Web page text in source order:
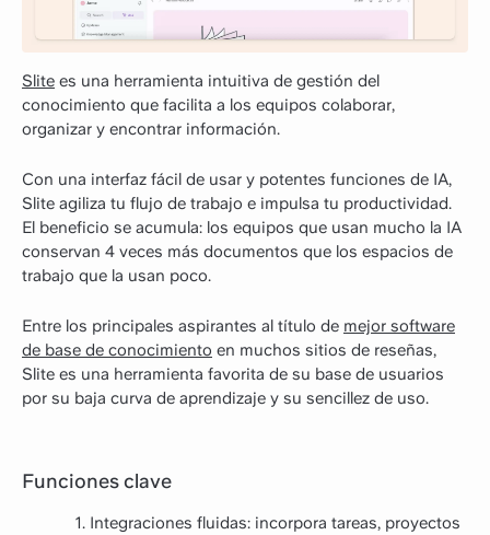
Slite es una herramienta intuitiva de gestión del
conocimiento que facilita a los equipos colaborar,
organizar y encontrar información.
Con una interfaz fácil de usar y potentes funciones de IA,
Slite agiliza tu flujo de trabajo e impulsa tu productividad.
El beneficio se acumula: los equipos que usan mucho la IA
conservan 4 veces más documentos que los espacios de
trabajo que la usan poco.
Entre los principales aspirantes al título de mejor software
de base de conocimiento en muchos sitios de reseñas,
Slite es una herramienta favorita de su base de usuarios
por su baja curva de aprendizaje y su sencillez de uso.
Funciones clave
Integraciones fluidas: incorpora tareas, proyectos